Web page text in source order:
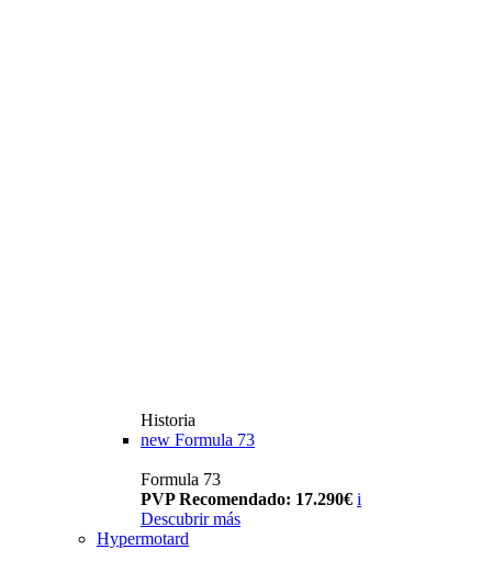
Historia
new Formula 73
Formula 73
PVP Recomendado: 17.290€ i
Descubrir más
Hypermotard